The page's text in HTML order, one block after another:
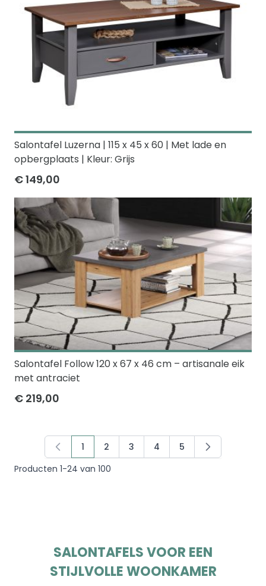
Salontafel Luzerna | 115 x 45 x 60 | Met lade en
opbergplaats | Kleur: Grijs
€ 149,00
Salontafel Follow 120 x 67 x 46 cm – artisanale eik
met antraciet
€ 219,00
Producten 1-24 van 100
U lees momenteel pagina
1 Pagina
2 Pagina
3 Pagina
4 Pagina
5
SALONTAFELS VOOR EEN
STIJLVOLLE WOONKAMER